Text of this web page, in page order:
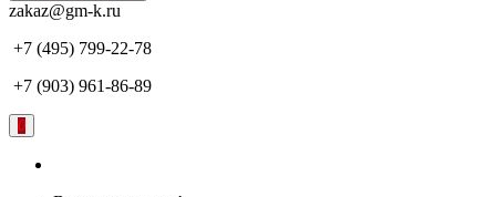
zakaz@gm-k.ru
+7 (495) 799-22-78
+7 (903) 961-86-89
0